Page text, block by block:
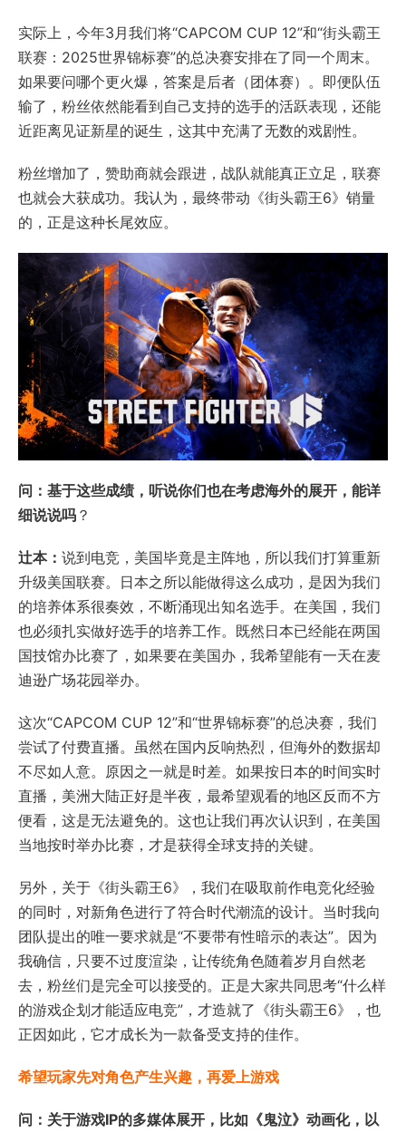
实际上，今年3月我们将“CAPCOM CUP 12”和“街头霸王
联赛：2025世界锦标赛”的总决赛安排在了同一个周末。
如果要问哪个更火爆，答案是后者（团体赛）。即便队伍
输了，粉丝依然能看到自己支持的选手的活跃表现，还能
近距离见证新星的诞生，这其中充满了无数的戏剧性。
粉丝增加了，赞助商就会跟进，战队就能真正立足，联赛
也就会大获成功。我认为，最终带动《街头霸王6》销量
的，正是这种长尾效应。
问：基于这些成绩，听说你们也在考虑海外的展开，能详
细说说吗 ？
辻本： 说到电竞，美国毕竟是主阵地，所以我们打算重新
升级美国联赛。日本之所以能做得这么成功，是因为我们
的培养体系很奏效，不断涌现出知名选手。在美国，我们
也必须扎实做好选手的培养工作。既然日本已经能在两国
国技馆办比赛了，如果要在美国办，我希望能有一天在麦
迪逊广场花园举办。
这次“CAPCOM CUP 12”和“世界锦标赛”的总决赛，我们
尝试了付费直播。虽然在国内反响热烈，但海外的数据却
不尽如人意。原因之一就是时差。如果按日本的时间实时
直播，美洲大陆正好是半夜，最希望观看的地区反而不方
便看，这是无法避免的。这也让我们再次认识到，在美国
当地按时举办比赛，才是获得全球支持的关键。
另外，关于《街头霸王6》，我们在吸取前作电竞化经验
的同时，对新角色进行了符合时代潮流的设计。当时我向
团队提出的唯一要求就是“不要带有性暗示的表达”。因为
我确信，只要不过度渲染，让传统角色随着岁月自然老
去，粉丝们是完全可以接受的。正是大家共同思考“什么样
的游戏企划才能适应电竞”，才造就了《街头霸王6》，也
正因如此，它才成长为一款备受支持的佳作。
希望玩家先对角色产生兴趣，再爱上游戏
问：关于游戏IP的多媒体展开，比如《鬼泣》动画化，以